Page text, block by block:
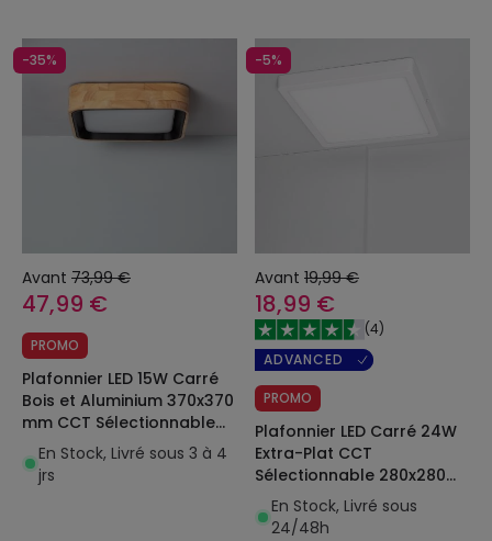
-35%
Avant 73,99 €
47,99 €
PROMO
Plafonnier LED 15W Carré
Bois et Aluminium 370x370
mm CCT Sélectionnable
DariEn Stock, Livré sous 3 à 4
jrs
-5%
Avant 19,99 €
18,99 €
(4)
ADVANCED
PROMO
Plafonnier LED Carré 24W
Extra-Plat CCT
Sélectionnable 280x280
mm
En Stock, Livré sous
24/48h